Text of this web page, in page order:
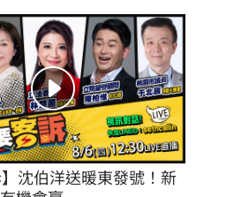
】沈伯洋送暖東發號！新